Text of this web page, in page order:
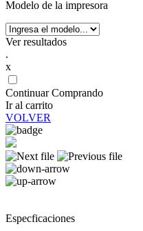
Modelo de la impresora
Ver resultados
.
x
Continuar Comprando
Ir al carrito
VOLVER
Especficaciones